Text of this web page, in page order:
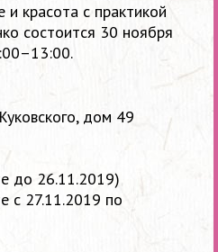
красота с практикой
состоится 30 ноября
дом 49
до 26.11.2019)
с 27.11.2019 по